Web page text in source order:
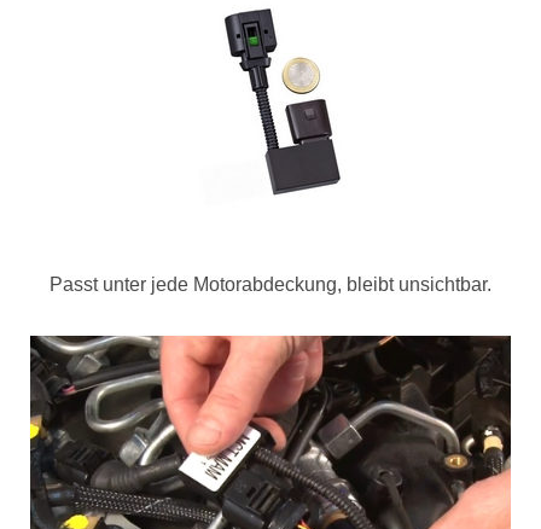
Passt unter jede Motorabdeckung, bleibt unsichtbar.